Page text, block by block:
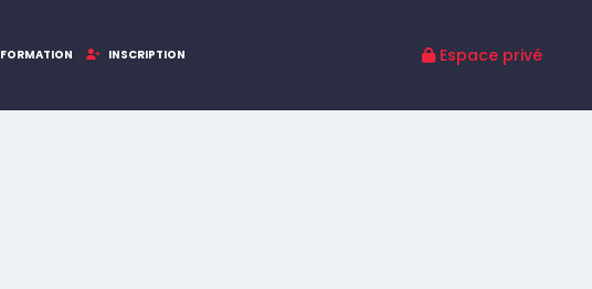
FORMATION INSCRIPTION